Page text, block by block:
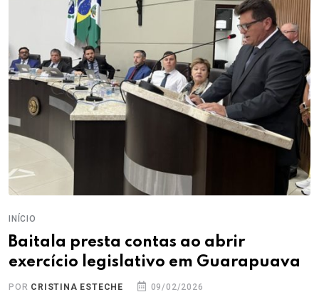
INÍCIO
Baitala presta contas ao abrir
exercício legislativo em Guarapuava
POR CRISTINA ESTECHE 09/02/2026